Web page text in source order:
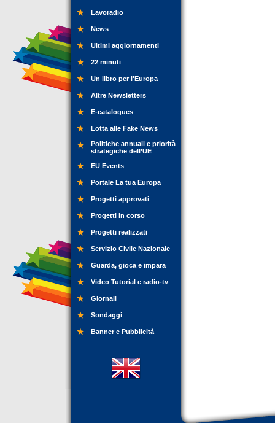
Lavoradio
News
Ultimi aggiornamenti
22 minuti
Un libro per l'Europa
Altre Newsletters
E-catalogues
Lotta alle Fake News
Politiche annuali e priorità
strategiche dell’UE
EU Events
Portale La tua Europa
Progetti approvati
Progetti in corso
Progetti realizzati
Servizio Civile Nazionale
Guarda, gioca e impara
Video Tutorial e radio-tv
Giornali
Sondaggi
Banner e Pubblicità